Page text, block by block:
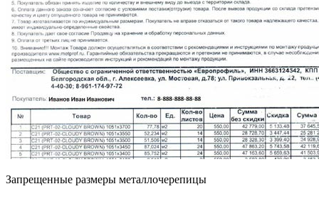
Запрещенные размеры металлочерепицы